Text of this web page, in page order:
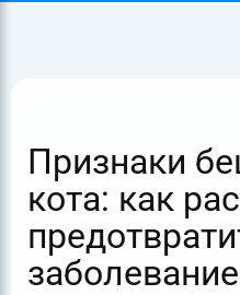
Признаки
кота: как
заболевание